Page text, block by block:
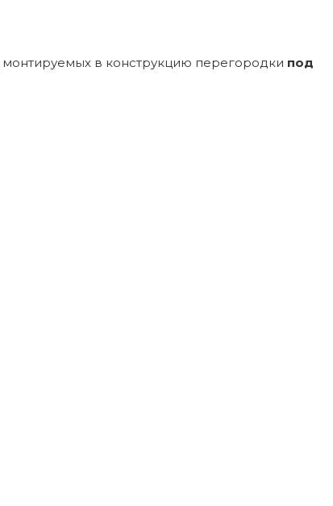
монтируемых в конструкцию перегородки под